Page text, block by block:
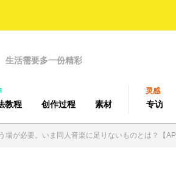
生活需要多一份精彩
教程 创作过程 素材
灵感
专访
場が必要。いま同人音楽に足りないものとは？【